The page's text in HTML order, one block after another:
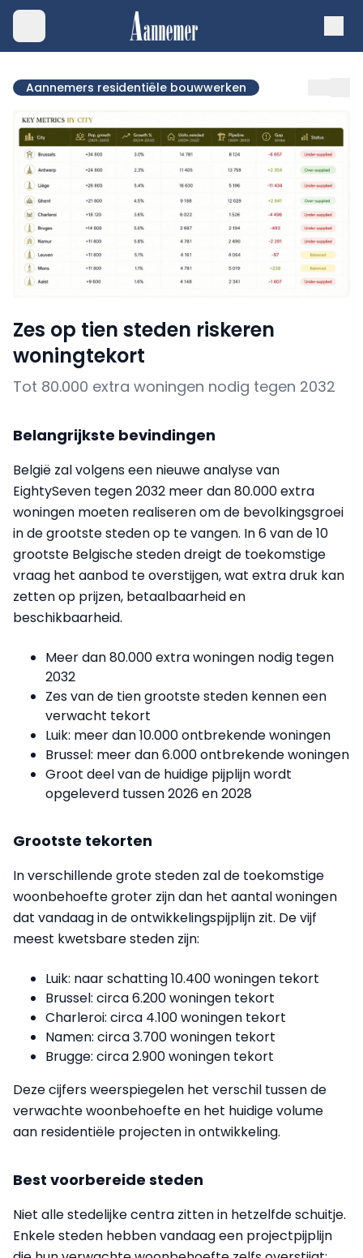
Aannemers residentiële bouwwerken
Zes op tien steden riskeren
woningtekort
Tot 80.000 extra woningen nodig tegen 2032
Belangrijkste bevindingen
België zal volgens een nieuwe analyse van
EightySeven tegen 2032 meer dan 80.000 extra
woningen moeten realiseren om de bevolkingsgroei
in de grootste steden op te vangen. In 6 van de 10
grootste Belgische steden dreigt de toekomstige
vraag het aanbod te overstijgen, wat extra druk kan
zetten op prijzen, betaalbaarheid en
beschikbaarheid.
Meer dan 80.000 extra woningen nodig tegen
2032
Zes van de tien grootste steden kennen een
verwacht tekort
Luik: meer dan 10.000 ontbrekende woningen
Brussel: meer dan 6.000 ontbrekende woningen
Groot deel van de huidige pijplijn wordt
opgeleverd tussen 2026 en 2028
Grootste tekorten
In verschillende grote steden zal de toekomstige
woonbehoefte groter zijn dan het aantal woningen
dat vandaag in de ontwikkelingspijplijn zit. De vijf
meest kwetsbare steden zijn:
Luik: naar schatting 10.400 woningen tekort
Brussel: circa 6.200 woningen tekort
Charleroi: circa 4.100 woningen tekort
Namen: circa 3.700 woningen tekort
Brugge: circa 2.900 woningen tekort
Deze cijfers weerspiegelen het verschil tussen de
verwachte woonbehoefte en het huidige volume
aan residentiële projecten in ontwikkeling.
Best voorbereide steden
Niet alle stedelijke centra zitten in hetzelfde schuitje.
Enkele steden hebben vandaag een projectpijplijn